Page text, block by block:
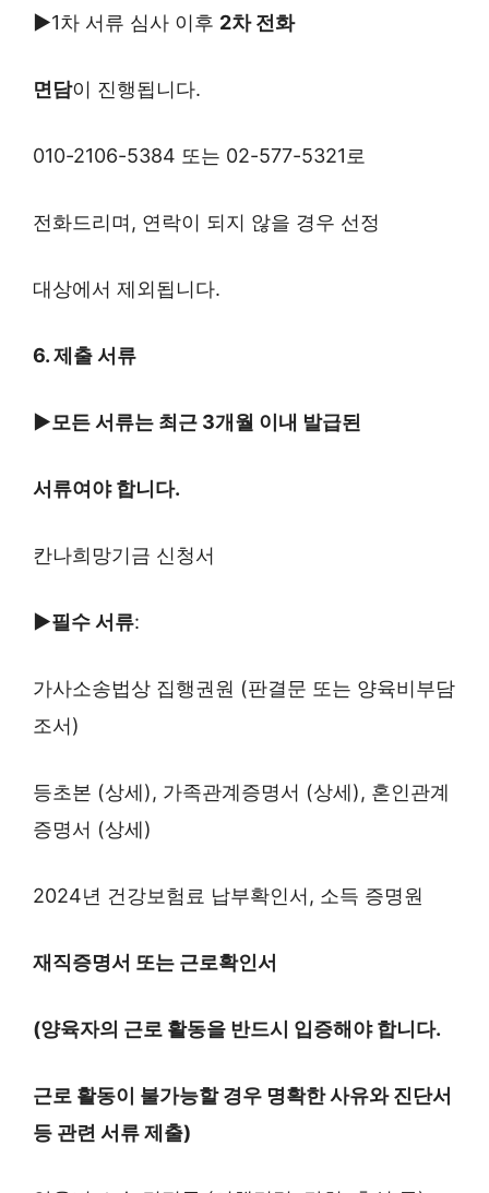
▶1차 서류 심사 이후 2차 전화
면담이 진행됩니다.
010-2106-5384 또는 02-577-5321로
전화드리며, 연락이 되지 않을 경우 선정
대상에서 제외됩니다.
6. 제출 서류
▶모든 서류는 최근 3개월 이내 발급된
서류여야 합니다.
칸나희망기금 신청서
▶필수 서류:
가사소송법상 집행권원 (판결문 또는 양육비부담
조서)
등초본 (상세), 가족관계증명서 (상세), 혼인관계
증명서 (상세)
2024년 건강보험료 납부확인서, 소득 증명원
재직증명서 또는 근로확인서
(양육자의 근로 활동을 반드시 입증해야 합니다.
근로 활동이 불가능할 경우 명확한 사유와 진단서
등 관련 서류 제출)